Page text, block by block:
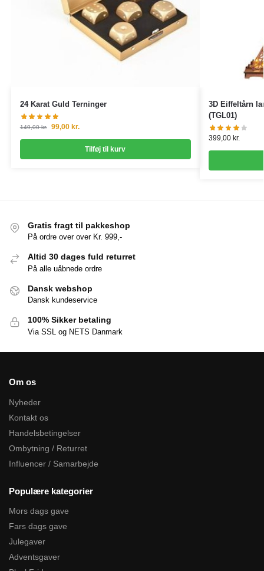
24 Karat Guld Terninger
149,00kr. 99,00 kr.
Tilføj til kurv
3D Eiffeltårn
(TGL01)
399,00 kr.
Gratis fragt til pakkeshop
På ordre over over Kr. 999,-
Altid 30 dages fuld returret
På alle uåbnede ordre
Dansk webshop
Dansk kundeservice
100% Sikker betaling
Via SSL og NETS Danmark
Om os
Nyheder
Kontakt os
Handelsbetingelser
Ombytning / Returret
Influencer / Samarbejde
Populære kategorier
Mors dags gave
Fars dags gave
Julegaver
Adventsgaver